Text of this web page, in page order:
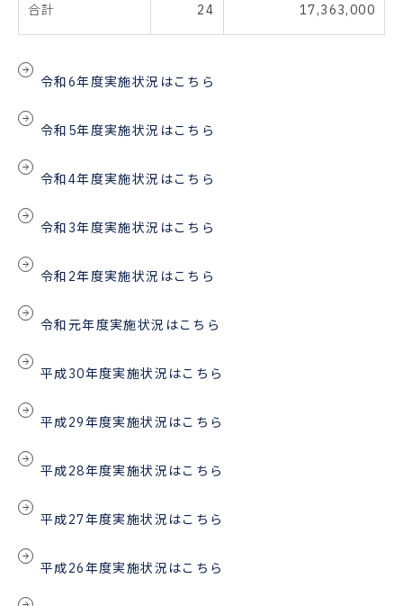
合計 24 17,363,000
令和6年度実施状況はこちら
令和5年度実施状況はこちら
令和4年度実施状況はこちら
令和3年度実施状況はこちら
令和2年度実施状況はこちら
令和元年度実施状況はこちら
平成30年度実施状況はこちら
平成29年度実施状況はこちら
平成28年度実施状況はこちら
平成27年度実施状況はこちら
平成26年度実施状況はこちら